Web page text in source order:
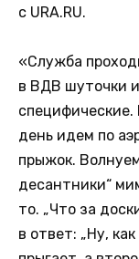
с URA.RU.
«Служба
в ВДВ шуточки
день идем по
прыжок.
десантники“
то. „Что за
в ответ: „Ну,